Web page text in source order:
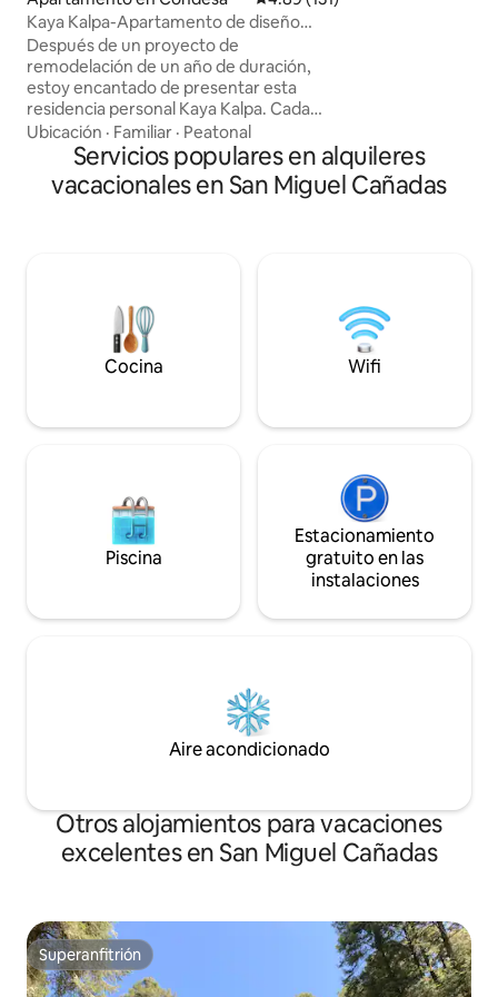
Kaya Kalpa-Apartamento de diseño
orgánico en Condesa
Después de un proyecto de
remodelación de un año de duración,
estoy encantado de presentar esta
residencia personal Kaya Kalpa. Cada
centímetro de la propiedad ha sido
cuidadosamente remodelado. Lugar
ideal para que artistas, vagabundos y
practicantes de todos los ámbitos de la
agradables abajo. Gran supermercado,
mercado local, estación de metro...todo
a 5 minutos a pie.
Ubicación · Familiar · Peatonal
parrilla, pantalla y
Servicios populares en alquileres
vacacionales en San Miguel Cañadas
Cocina Wifi
Piscina
Estacionamiento
gratuito en las
instalaciones
Aire acondicionado
Otros alojamientos para vacaciones
excelentes en San Miguel Cañadas
Superanfitrión
Superanfitrión